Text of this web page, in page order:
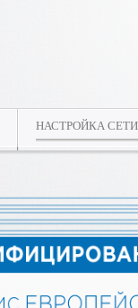
НАСТРОЙКА СЕТИ